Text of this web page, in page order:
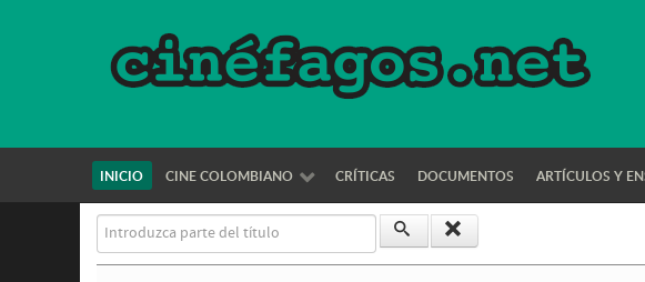
INICIO CINE COLOMBIANO CRÍTICAS DOCUMENTOS ARTÍCULOS Y
Introduzca parte del título